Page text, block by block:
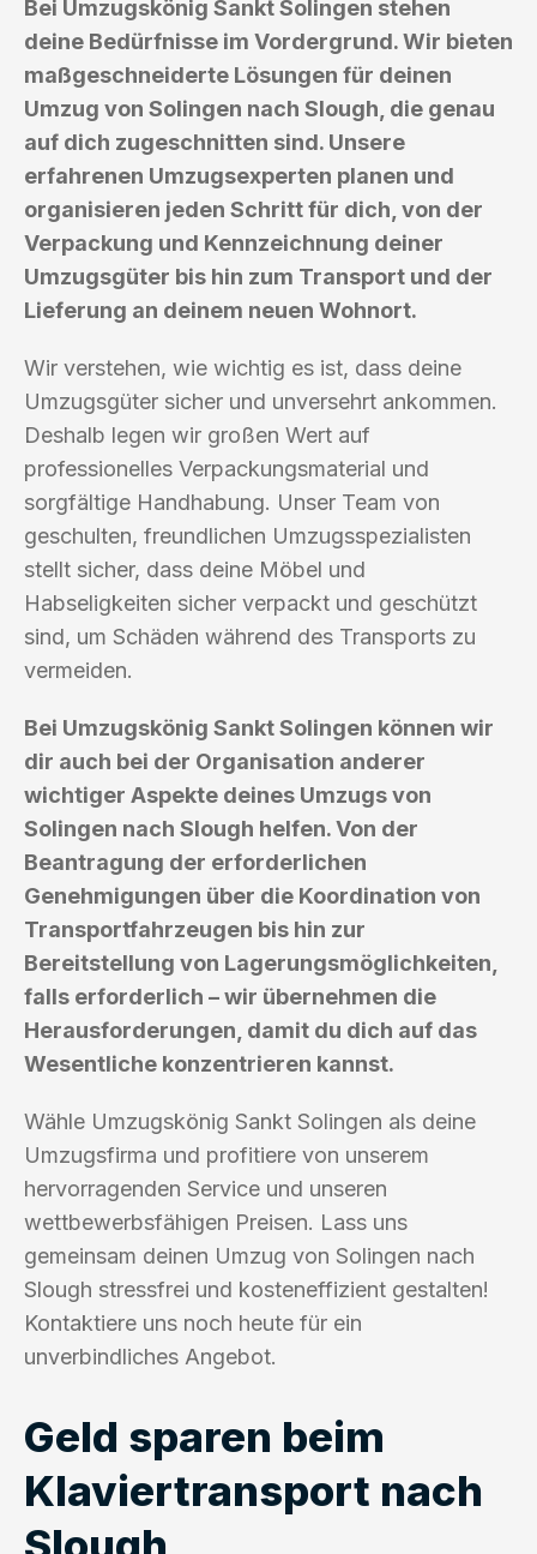
Bei Umzugskönig Sankt Solingen stehen
deine Bedürfnisse im Vordergrund. Wir bieten
maßgeschneiderte Lösungen für deinen
Umzug von Solingen nach Slough, die genau
auf dich zugeschnitten sind. Unsere
erfahrenen Umzugsexperten planen und
organisieren jeden Schritt für dich, von der
Verpackung und Kennzeichnung deiner
Umzugsgüter bis hin zum Transport und der
Lieferung an deinem neuen Wohnort.
Wir verstehen, wie wichtig es ist, dass deine
Umzugsgüter sicher und unversehrt ankommen.
Deshalb legen wir großen Wert auf
professionelles Verpackungsmaterial und
sorgfältige Handhabung. Unser Team von
geschulten, freundlichen Umzugsspezialisten
stellt sicher, dass deine Möbel und
Habseligkeiten sicher verpackt und geschützt
sind, um Schäden während des Transports zu
vermeiden.
Bei Umzugskönig Sankt Solingen können wir
dir auch bei der Organisation anderer
wichtiger Aspekte deines Umzugs von
Solingen nach Slough helfen. Von der
Beantragung der erforderlichen
Genehmigungen über die Koordination von
Transportfahrzeugen bis hin zur
Bereitstellung von Lagerungsmöglichkeiten,
falls erforderlich – wir übernehmen die
Herausforderungen, damit du dich auf das
Wesentliche konzentrieren kannst.
Wähle Umzugskönig Sankt Solingen als deine
Umzugsfirma und profitiere von unserem
hervorragenden Service und unseren
wettbewerbsfähigen Preisen. Lass uns
gemeinsam deinen Umzug von Solingen nach
Slough stressfrei und kosteneffizient gestalten!
Kontaktiere uns noch heute für ein
unverbindliches Angebot.
Geld sparen beim
Klaviertransport nach